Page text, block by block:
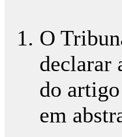
O
declarar
do
em